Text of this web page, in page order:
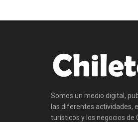
Somos un medio digital,
las diferentes actividades,
turísticos y los negocios de